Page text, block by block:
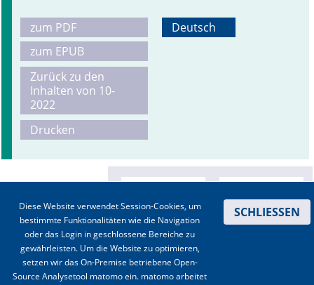
zum PDF
zum EPUB
Zurück zu den
Inhalten von 10-
2022
Drucken
Deutsch
Diese Website verwendet Session-Cookies, um
bestimmte Funktionalitäten wie die Navigation
oder das Login in geschlossene Bereiche zu
gewährleisten. Um die Website zu optimieren,
setzen wir das On-Premise betriebene Open-
Source Analysetool matomo ein. matomo arbeitet
SCHLIESSEN